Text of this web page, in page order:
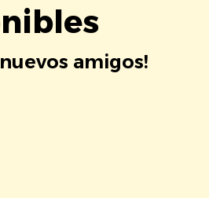
amigos!